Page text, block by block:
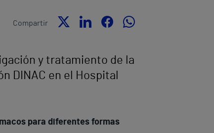
Compartir
y tratamiento de la
DINAC en el Hospital
para diferentes formas